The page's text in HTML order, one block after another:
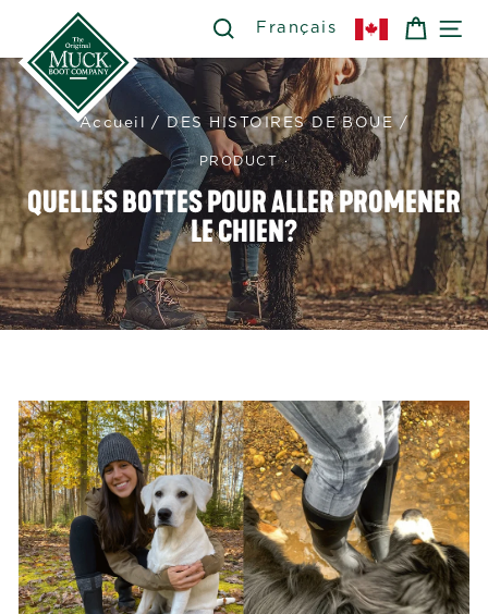
contenu
SEARCH
RECHERCHER
Français
Accueil / DES HISTOIRES DE BOUE /
PRODUCT·
QUELLES BOTTES POUR ALLER PROMENER
LE CHIEN?